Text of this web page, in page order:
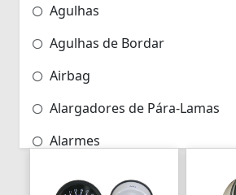
Agulhas
Agulhas de Bordar
Airbag
Alargadores de Pára-Lamas
Alarmes